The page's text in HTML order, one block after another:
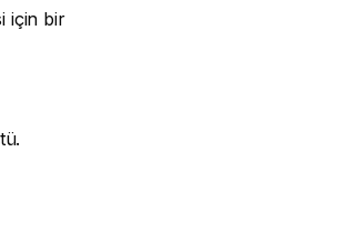
için bir